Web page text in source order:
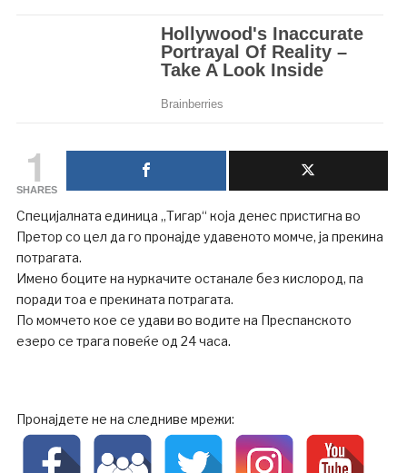
1
SHARES
Специјалната единица „Тигар“ која денес пристигна во
Претор со цел да го пронајде удавеното момче, ја прекина
потрагата.
Имено боците на нуркачите останале без кислород, па
поради тоа е прекината потрагата.
По момчето кое се удави во водите на Преспанското
езеро се трага повеќе од 24 часа.
Пронајдете не на следниве мрежи: